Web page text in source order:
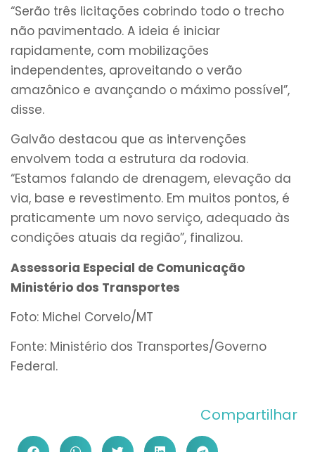
“Serão três licitações cobrindo todo o trecho
não pavimentado. A ideia é iniciar
rapidamente, com mobilizações
independentes, aproveitando o verão
amazônico e avançando o máximo possível”,
disse.
Galvão destacou que as intervenções
envolvem toda a estrutura da rodovia.
“Estamos falando de drenagem, elevação da
via, base e revestimento. Em muitos pontos, é
praticamente um novo serviço, adequado às
condições atuais da região”, finalizou.
Assessoria Especial de Comunicação
Ministério dos Transportes
Foto: Michel Corvelo/MT
Fonte: Ministério dos Transportes/Governo
Federal.
Compartilhar